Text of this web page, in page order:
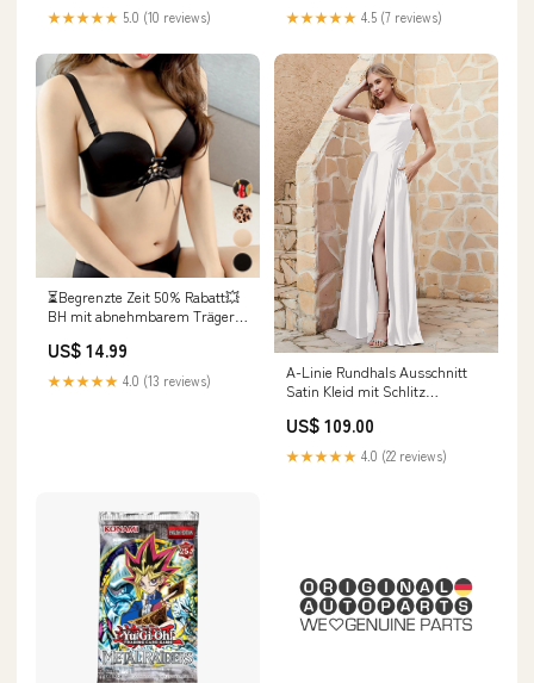
★★★★★ 5.0 (10 reviews) ★★★★★ 4.5 (7 reviews)
⏳Begrenzte Zeit 50% Rabatt💥
BH mit abnehmbarem Träger
Größe:80A
US$ 14.99
★★★★★ 4.0 (13 reviews)
A-Linie Rundhals Ausschnitt
Satin Kleid mit Schlitz
US$ 109.00
★★★★★ 4.0 (22 reviews)